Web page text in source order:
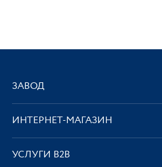
ЗАВОД
ИНТЕРНЕТ-МАГАЗИН
УСЛУГИ В2В